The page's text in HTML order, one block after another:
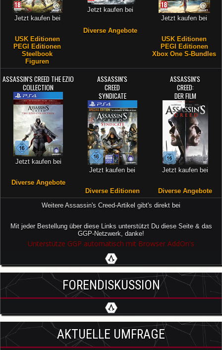
Jetzt kaufen bei
USK Editionen
PEGI Editionen
Steelbook
Figuren
Jetzt kaufen bei
Diverse Angebote
Jetzt kaufen bei
USK Editionen
PEGI Editionen
Xbox One S-Bundles
ASSASSIN'S CREED THE EZIO
COLLECTION
Jetzt kaufen bei
Diverse Angebote
ASSASSIN'S
CREED
SYNDICATE
Jetzt kaufen bei
Diverse Editionen
ASSASSIN'S
CREED:
DER FILM
Jetzt kaufen bei
Diverse Angebote
Weitere Assassin's Creed-Artikel gibt's direkt bei
Mit jeder Bestellung über diese Links unterstützt Du diese Seite & das
GGP-Netzwerk, danke!
Unterstütze GGP automatisch mit Browser AddOn's
FORENDISKUSSION
AKTUELLE UMFRAGE